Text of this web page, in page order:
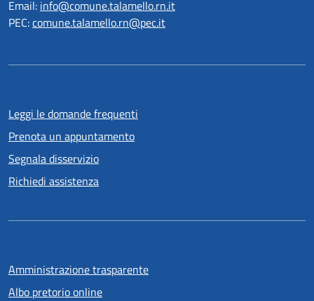
Email: info@comune.talamello.rn.it
PEC:comune.talamello.rn@pec.it
Leggi le domande frequenti
Prenota un appuntamento
Segnala disservizio
Richiedi assistenza
Amministrazione trasparente
Albo pretorio online